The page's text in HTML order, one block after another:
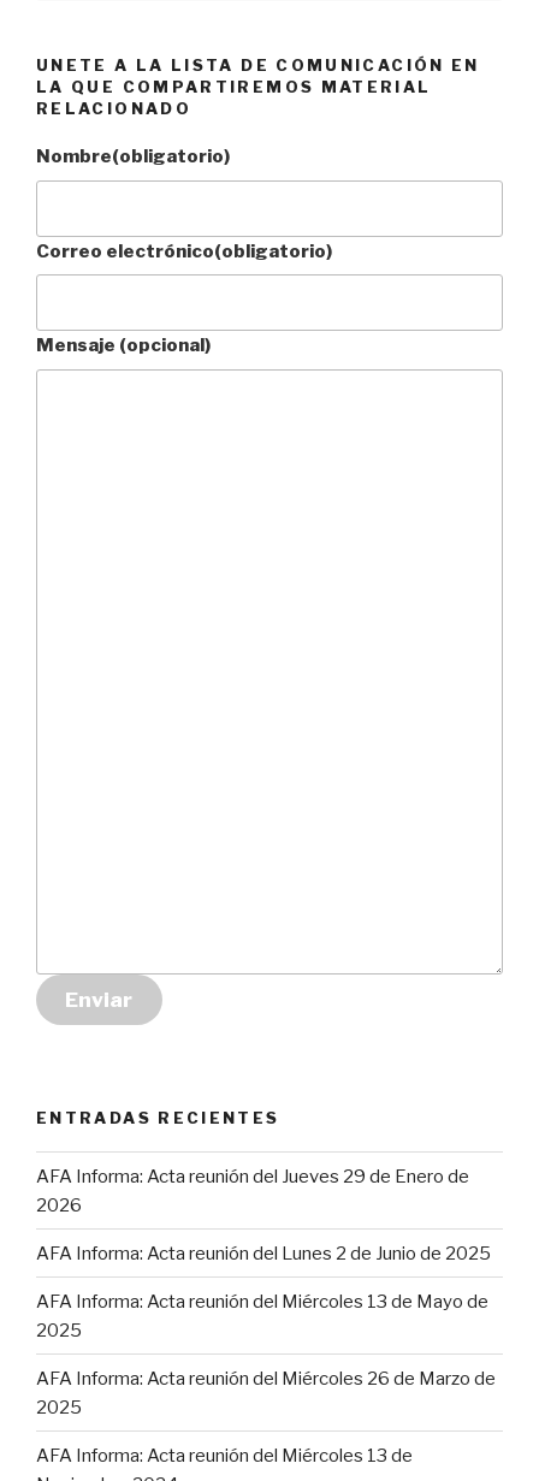
UNETE A LA LISTA DE COMUNICACIÓN EN
LA QUE COMPARTIREMOS MATERIAL
RELACIONADO
Nombre(obligatorio)
Correo electrónico(obligatorio)
Mensaje (opcional)
Enviar
ENTRADAS RECIENTES
AFA Informa: Acta reunión del Jueves 29 de Enero de
2026
AFA Informa: Acta reunión del Lunes 2 de Junio de 2025
AFA Informa: Acta reunión del Miércoles 13 de Mayo de
2025
AFA Informa: Acta reunión del Miércoles 26 de Marzo de
2025
AFA Informa: Acta reunión del Miércoles 13 de